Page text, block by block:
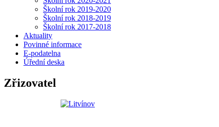
Školní rok 2019-2020
Školní rok 2018-2019
Školní rok 2017-2018
Aktuality
Povinné informace
E-podatelna
Úřední deska
Zřizovatel